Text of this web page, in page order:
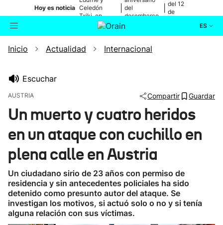
Hoy es noticia Celedón
Txiki, en
directo
del
desembarco
de Elkano
del 12
de
ES
Buscador Actualidad
Ikusmiran
Eguraldia
Inicio Actualidad Internacional
Escuchar
AUSTRIA Compartir Guardar
Un muerto y cuatro heridos
en un ataque con cuchillo en
plena calle en Austria
Un ciudadano sirio de 23 años con permiso de
residencia y sin antecedentes policiales ha sido
detenido como presunto autor del ataque. Se
investigan los motivos, si actuó solo o no y si tenía
alguna relación con sus víctimas.